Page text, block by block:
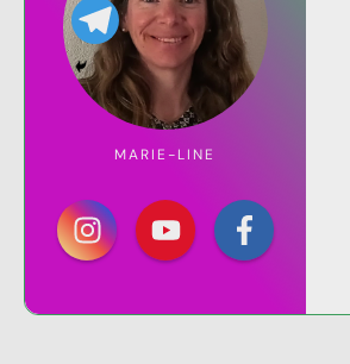
MARIE-LINE